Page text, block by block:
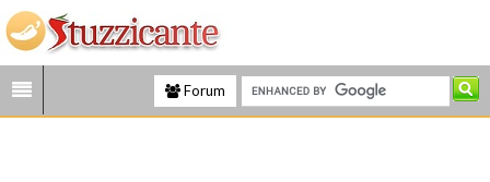
Forum